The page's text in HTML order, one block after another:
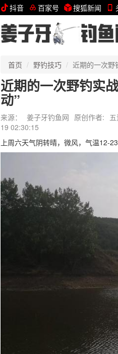
抖音 百家号 搜狐新闻
首页 野钓技巧 近期的一次野
近期的一次野钓实
动”
来源： 姜子牙钓鱼网 原创作者:
19 02:30:15
上周六天气阴转晴，微风，气温12-